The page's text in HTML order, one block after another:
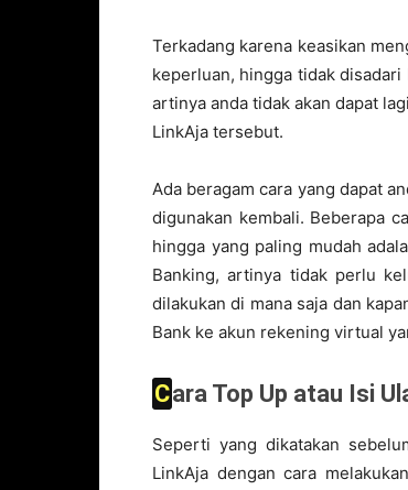
Terkadang karena keasikan
keperluan, hingga tidak
artinya anda tidak akan dapat
LinkAja tersebut.
Ada beragam cara yang dapat
digunakan kembali. Beberapa
hingga yang paling mudah
Banking, artinya tidak perlu
dilakukan di mana saja dan
Bank ke akun rekening virtual
Cara Top Up atau Isi
Seperti yang dikatakan
LinkAja dengan cara